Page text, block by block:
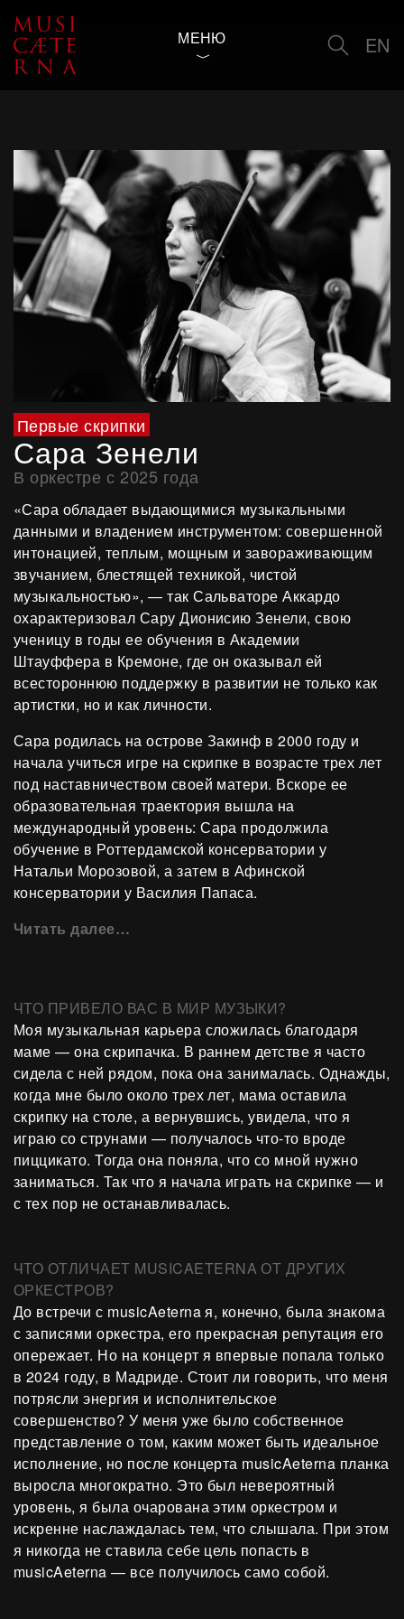
МЕНЮ EN
Первые скрипки
Сара Зенели
В оркестре с 2025 года
«Сара обладает выдающимися музыкальными
данными и владением инструментом: совершенной
интонацией, теплым, мощным и завораживающим
звучанием, блестящей техникой, чистой
музыкальностью», — так Сальваторе Аккардо
охарактеризовал Сару Дионисию Зенели, свою
ученицу в годы ее обучения в Академии
Штауффера в Кремоне, где он оказывал ей
всестороннюю поддержку в развитии не только как
артистки, но и как личности.
Сара родилась на острове Закинф в 2000 году и
начала учиться игре на скрипке в возрасте трех лет
под наставничеством своей матери. Вскоре ее
образовательная траектория вышла на
международный уровень: Сара продолжила
обучение в Роттердамской консерватории у
Натальи Морозовой, а затем в Афинской
консерватории у Василия Папаса.
Читать далее…
ЧТО ПРИВЕЛО ВАС В МИР МУЗЫКИ?
Моя музыкальная карьера сложилась благодаря
маме — она скрипачка. В раннем детстве я часто
сидела с ней рядом, пока она занималась. Однажды,
когда мне было около трех лет, мама оставила
скрипку на столе, а вернувшись, увидела, что я
играю со струнами — получалось что-то вроде
пиццикато. Тогда она поняла, что со мной нужно
заниматься. Так что я начала играть на скрипке — и
с тех пор не останавливалась.
ЧТО ОТЛИЧАЕТ MUSICAETERNA ОТ ДРУГИХ
ОРКЕСТРОВ?
До встречи с musicAeterna я, конечно, была знакома
с записями оркестра, его прекрасная репутация его
опережает. Но на концерт я впервые попала только
в 2024 году, в Мадриде. Стоит ли говорить, что меня
потрясли энергия и исполнительское
совершенство? У меня уже было собственное
представление о том, каким может быть идеальное
исполнение, но после концерта musicAeterna планка
выросла многократно. Это был невероятный
уровень, я была очарована этим оркестром и
искренне наслаждалась тем, что слышала. При этом
я никогда не ставила себе цель попасть в
musicAeterna — все получилось само собой.